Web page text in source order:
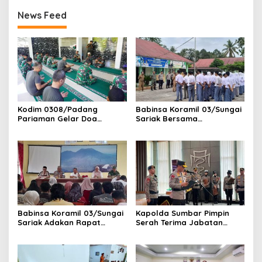
News Feed
Kodim 0308/Padang
Pariaman Gelar Doa
Bonjol
Babinsa Koramil 03/Sungai
Sariak Bersama
Seleksi Calon Anggota
Paskibra Tingkat
Kecamatan VII Koto
Patamuan
Babinsa Koramil 03/Sungai
Sariak Adakan Rapat
Kapolda Sumbar Pimpin
Serah Terima Jabatan